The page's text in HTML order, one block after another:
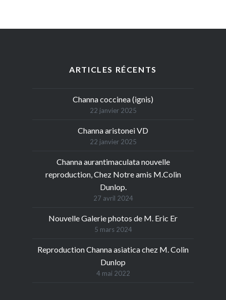
ARTICLES RÉCENTS
Channa coccinea (ignis)
22 janvier 2025
Channa aristonei VD
22 janvier 2025
Channa aurantimaculata nouvelle
reproduction, Chez Notre amis M.Colin
Dunlop.
27 avril 2024
Nouvelle Galerie photos de M. Eric Er
5 mars 2024
Reproduction Channa asiatica chez M. Colin
Dunlop
4 mai 2022